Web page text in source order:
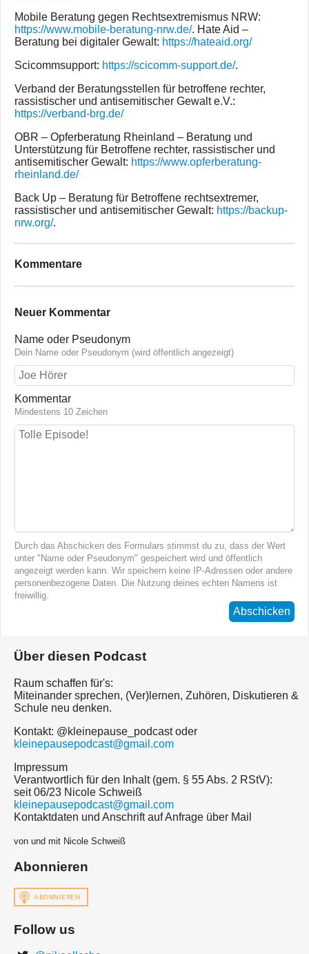
Mobile Beratung gegen Rechtsextremismus NRW:
https://www.mobile-beratung-nrw.de/. Hate Aid –
Beratung bei digitaler Gewalt: https://hateaid.org/
Scicommsupport: https://scicomm-support.de/.
Verband der Beratungsstellen für betroffene rechter,
rassistischer und antisemitischer Gewalt e.V.:
https://verband-brg.de/
OBR – Opferberatung Rheinland – Beratung und
Unterstützung für Betroffene rechter, rassistischer und
antisemitischer Gewalt: https://www.opferberatung-
rheinland.de/
Back Up – Beratung für Betroffene rechtsextremer,
rassistischer und antisemitischer Gewalt: https://backup-
nrw.org/.
Kommentare
Neuer Kommentar
Name oder Pseudonym
Dein Name oder Pseudonym (wird öffentlich angezeigt)
Kommentar
Mindestens 10 Zeichen
Durch das Abschicken des Formulars stimmst du zu, dass der Wert
unter "Name oder Pseudonym" gespeichert wird und öffentlich
angezeigt werden kann. Wir speichern keine IP-Adressen oder andere
personenbezogene Daten. Die Nutzung deines echten Namens ist
freiwillig.
Abschicken
Über diesen Podcast
Raum schaffen für's:
Miteinander sprechen, (Ver)lernen, Zuhören, Diskutieren &
Schule neu denken.
Kontakt: @kleinepause_podcast oder
kleinepausepodcast@gmail.com
Impressum
Verantwortlich für den Inhalt (gem. § 55 Abs. 2 RStV):
seit 06/23 Nicole Schweiß
kleinepausepodcast@gmail.com
Kontaktdaten und Anschrift auf Anfrage über Mail
von und mit Nicole Schweiß
Abonnieren
Follow us